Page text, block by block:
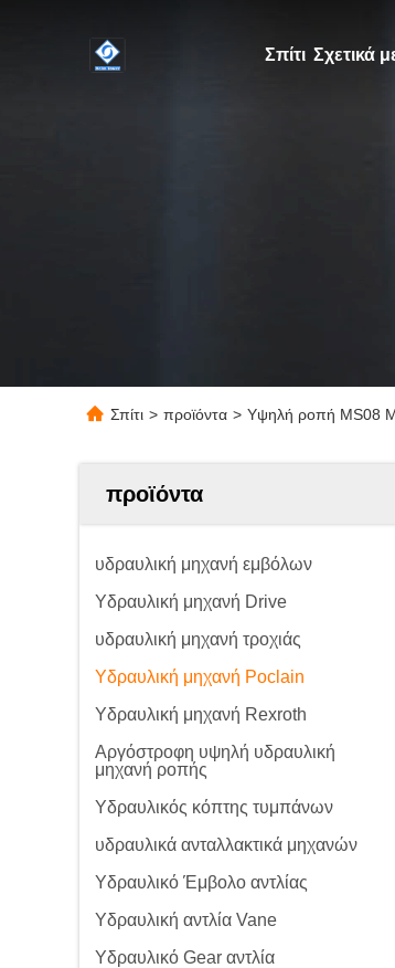
Σπίτι Σχετικά
Σπίτι > προϊόντα > Υψηλή ροπή MS08
προϊόντα
υδραυλική μηχανή εμβόλων
Υδραυλική μηχανή Drive
υδραυλική μηχανή τροχιάς
Υδραυλική μηχανή Poclain
Υδραυλική μηχανή Rexroth
Αργόστροφη υψηλή υδραυλική
μηχανή ροπής
Υδραυλικός κόπτης τυμπάνων
υδραυλικά ανταλλακτικά μηχανών
Υδραυλικό Έμβολο αντλίας
Υδραυλική αντλία Vane
Υδραυλικό Gear αντλία